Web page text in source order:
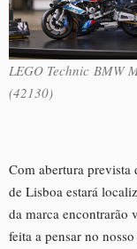
LEGO Technic BMW
(42130)
Com abertura prevista
de Lisboa estará
da marca encontrarão
feita a pensar no